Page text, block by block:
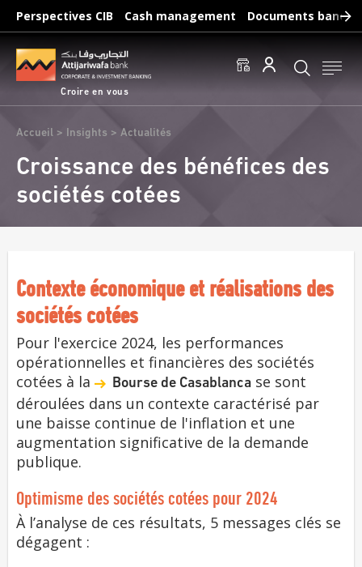
Aller
contenu
principal
Perspectives CIB Cash management Documents
Croire en vous
Fil
d'Ariane
Accueil Insights Actualités
Croissance des bénéfices des
sociétés cotées
Contexte économique et réalisations des
sociétés cotées
Pour l'exercice 2024, les performances
opérationnelles et financières des sociétés
cotées à la
Bourse de Casablanca se sont
déroulées dans un contexte caractérisé par
une baisse continue de l'inflation et une
augmentation significative de la demande
publique.
Optimisme des sociétés cotées pour 2024
À l’analyse de ces résultats, 5 messages clés se
dégagent :
Recherches fréquentes :
Accéder aux comptes Effectuer un virement
Éditer un RIB